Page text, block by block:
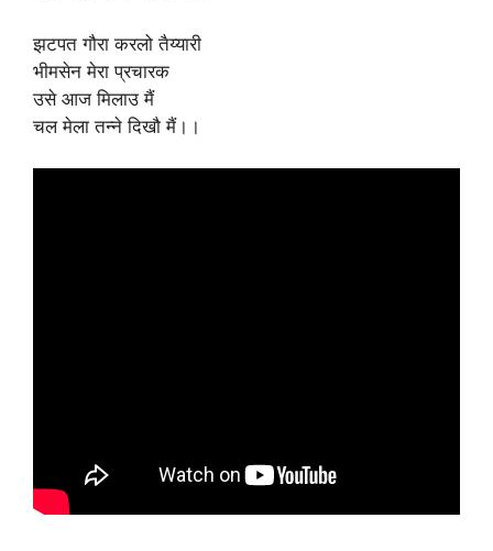
झटपत गौरा करलो तैय्यारी
भीमसेन मेरा प्रचारक
उसे आज मिलाउ मैं
चल मेला तन्ने दिखौ मैं।।